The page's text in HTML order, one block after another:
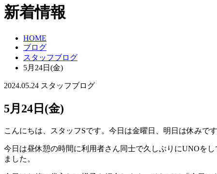
新着情報
HOME
ブログ
スタッフブログ
5月24日(金)
2024.05.24 スタッフブログ
5月24日(金)
こんにちは、スタッフSです。今日は金曜日、明日は休みで
今日は昼休憩の時間に利用者さん同士で久しぶりにUNOを
ました。